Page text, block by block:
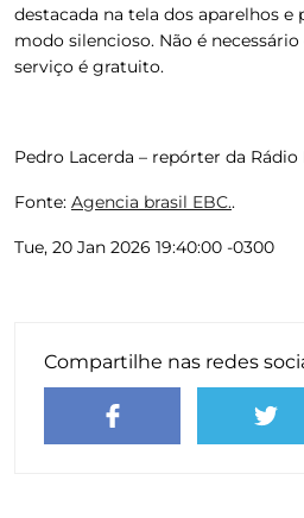
destacada na tela dos aparelhos
modo silencioso. Não é
serviço é gratuito.
Pedro Lacerda – repórter da Rádio
Fonte: Agencia brasil EBC..
Tue, 20 Jan 2026 19:40:00 -0300
Compartilhe nas redes